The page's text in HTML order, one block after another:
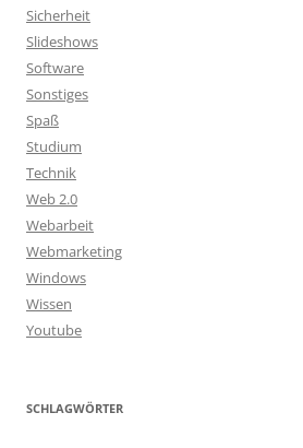
Sicherheit
Slideshows
Software
Sonstiges
Spaß
Studium
Technik
Web 2.0
Webarbeit
Webmarketing
Windows
Wissen
Youtube
SCHLAGWÖRTER